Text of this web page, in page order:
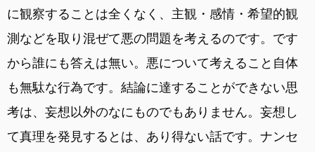
に観察することは全くなく、主観・感情・希望的観
測などを取り混ぜて悪の問題を考えるのです。です
から誰にも答えは無い。悪について考えること自体
も無駄な行為です。結論に達することができない思
考は、妄想以外のなにものでもありません。妄想し
て真理を発見するとは、あり得ない話です。ナンセ